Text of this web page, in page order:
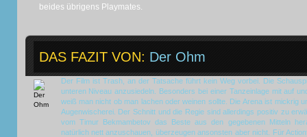
beides übrigens Playmates.
DAS FAZIT VON: Der Ohm
Der Film ist Trash, an der Tatsache führt kein Weg vorbei. Die
unteren Niveau anzusiedeln. Besonders bei einer Tanzeinlage mit auf
weiß man nicht ob man lachen oder weinen sollte. Die Arena ist mickrig
Augenwischerei. Der Schnitt und die Regie sind allerdings positiv zu
vom Timur Bekmambetov das Beste aus den gegebenen Mitteln
natürlich nett anzuschauen, überzeugen ansonsten aber nicht. Für